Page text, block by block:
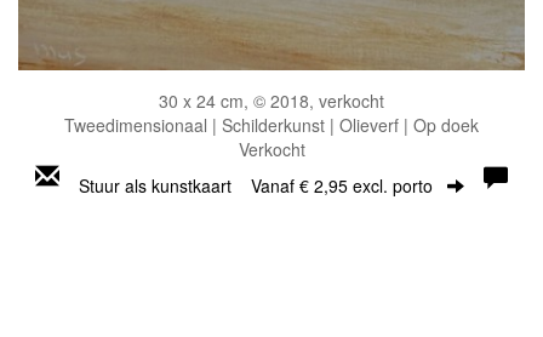
30 x 24 cm, © 2018, verkocht
Tweedimensionaal | Schilderkunst | Olieverf | Op doek
Verkocht
Stuur als kunstkaart Vanaf € 2,95 excl. porto